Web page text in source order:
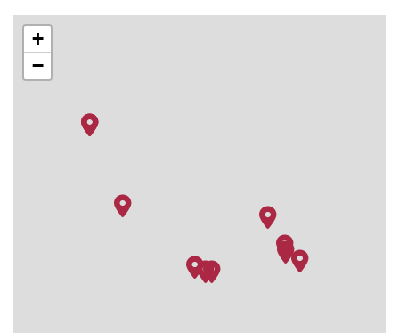
21.12.27 Auf hoher See – –
22.12.27
+
−